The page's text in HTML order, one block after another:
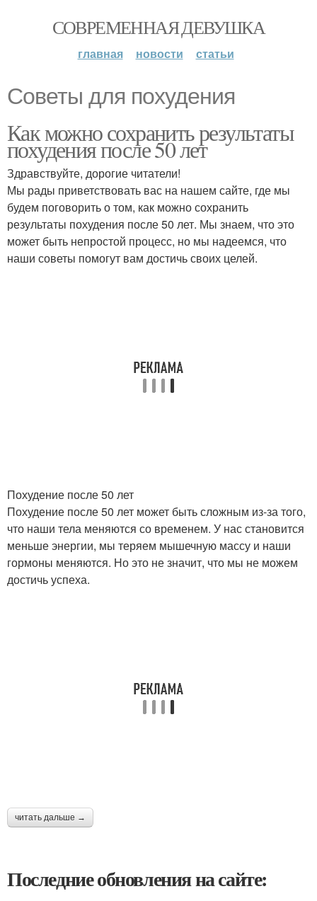
СОВРЕМЕННАЯ ДЕВУШКА
главная новости статьи
Советы для похудения
Как можно сохранить результаты
похудения после 50 лет
Здравствуйте, дорогие читатели!
Мы рады приветствовать вас на нашем сайте, где мы
будем поговорить о том, как можно сохранить
результаты похудения после 50 лет. Мы знаем, что это
может быть непростой процесс, но мы надеемся, что
наши советы помогут вам достичь своих целей.
Похудение после 50 лет
Похудение после 50 лет может быть сложным из-за того,
что наши тела меняются со временем. У нас становится
меньше энергии, мы теряем мышечную массу и наши
гормоны меняются. Но это не значит, что мы не можем
достичь успеха.
читать дальше →
Последние обновления на сайте: